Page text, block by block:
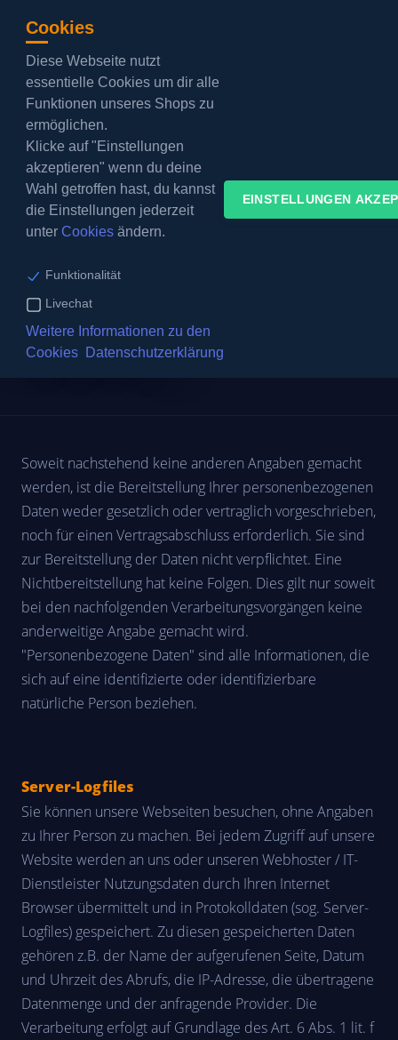
Cookies
Diese Webseite nutzt
essentielle Cookies um dir alle
Funktionen unseres Shops zu
ermöglichen.
Klicke auf "Einstellungen
akzeptieren" wenn du deine
Wahl getroffen hast, du kannst
die Einstellungen jederzeit
unter Cookiesändern.
Funktionalität
Livechat
Weitere Informationen zu den
Cookies
Datenschutzerklärung
EINSTELLUNGEN
Barrierefreier Modus:
KUNDENBEREICH
Datenschutz
erklärung
Soweit nachstehend keine anderen Angaben gemacht
werden, ist die Bereitstellung Ihrer personenbezogenen
Daten weder gesetzlich oder vertraglich vorgeschrieben,
noch für einen Vertragsabschluss erforderlich. Sie sind
zur Bereitstellung der Daten nicht verpflichtet. Eine
Nichtbereitstellung hat keine Folgen. Dies gilt nur soweit
bei den nachfolgenden Verarbeitungsvorgängen keine
anderweitige Angabe gemacht wird.
"Personenbezogene Daten" sind alle Informationen, die
sich auf eine identifizierte oder identifizierbare
natürliche Person beziehen.
Server-Logfiles
Sie können unsere Webseiten besuchen, ohne Angaben
zu Ihrer Person zu machen. Bei jedem Zugriff auf unsere
Website werden an uns oder unseren Webhoster / IT-
Dienstleister Nutzungsdaten durch Ihren Internet
Browser übermittelt und in Protokolldaten (sog. Server-
Logfiles) gespeichert. Zu diesen gespeicherten Daten
gehören z.B. der Name der aufgerufenen Seite, Datum
und Uhrzeit des Abrufs, die IP-Adresse, die übertragene
Datenmenge und der anfragende Provider. Die
Verarbeitung erfolgt auf Grundlage des Art. 6 Abs. 1 lit. f